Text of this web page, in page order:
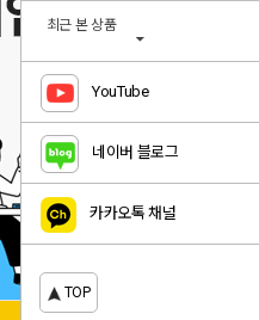
최근 본 상품
YouTube
네이버 블로그
카카오톡 채널
TOP